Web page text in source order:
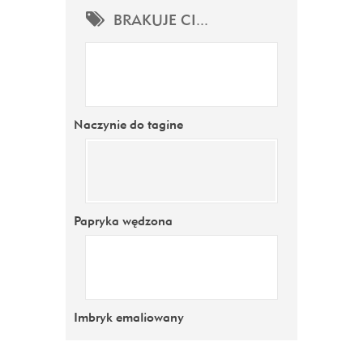
BRAKUJE CI...
Naczynie do tagine
Papryka wędzona
Imbryk emaliowany